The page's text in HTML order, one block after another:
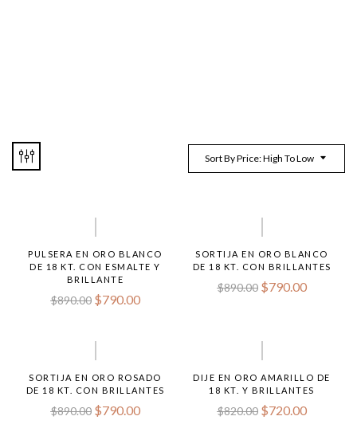
Sort By Price: High To Low
PULSERA EN ORO BLANCO
DE 18 KT. CON ESMALTE Y
BRILLANTE
$890.00 $790.00
SORTIJA EN ORO BLANCO
DE 18 KT. CON BRILLANTES
$890.00 $790.00
SORTIJA EN ORO ROSADO
DE 18 KT. CON BRILLANTES
$890.00 $790.00
DIJE EN ORO AMARILLO DE
18 KT. Y BRILLANTES
$820.00 $720.00